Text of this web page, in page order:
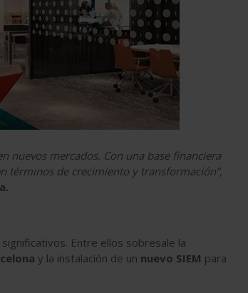
nuevos mercados. Con una base financiera
términos de crecimiento y transformación”,
Entre ellos sobresale la
y la instalación de un nuevo SIEM para